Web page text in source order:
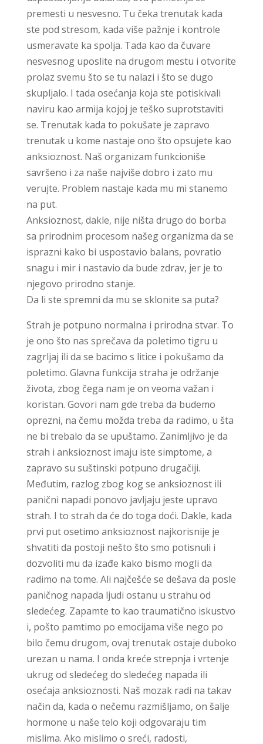
premesti u nesvesno. Tu čeka trenutak kada
ste pod stresom, kada više pažnje i kontrole
usmeravate ka spolja. Tada kao da čuvare
nesvesnog uposlite na drugom mestu i otvorite
prolaz svemu što se tu nalazi i što se dugo
skupljalo. I tada osećanja koja ste potiskivali
naviru kao armija kojoj je teško suprotstaviti
se. Trenutak kada to pokušate je zapravo
trenutak u kome nastaje ono što opsujete kao
anksioznost. Naš organizam funkcioniše
savršeno i za naše najviše dobro i zato mu
verujte. Problem nastaje kada mu mi stanemo
na put.
Anksioznost, dakle, nije ništa drugo do borba
sa prirodnim procesom našeg organizma da se
isprazni kako bi uspostavio balans, povratio
snagu i mir i nastavio da bude zdrav, jer je to
njegovo prirodno stanje.
Da li ste spremni da mu se sklonite sa puta?
Strah je potpuno normalna i prirodna stvar. To
je ono što nas sprečava da poletimo tigru u
zagrljaj ili da se bacimo s litice i pokušamo da
poletimo. Glavna funkcija straha je održanje
života, zbog čega nam je on veoma važan i
koristan. Govori nam gde treba da budemo
oprezni, na čemu možda treba da radimo, u šta
ne bi trebalo da se upuštamo. Zanimljivo je da
strah i anksioznost imaju iste simptome, a
zapravo su suštinski potpuno drugačiji.
Međutim, razlog zbog kog se anksioznost ili
panični napadi ponovo javljaju jeste upravo
strah. I to strah da će do toga doći. Dakle, kada
prvi put osetimo anksioznost najkorisnije je
shvatiti da postoji nešto što smo potisnuli i
dozvoliti mu da izađe kako bismo mogli da
radimo na tome. Ali najčešće se dešava da posle
paničnog napada ljudi ostanu u strahu od
sledećeg. Zapamte to kao traumatično iskustvo
i, pošto pamtimo po emocijama više nego po
bilo čemu drugom, ovaj trenutak ostaje duboko
urezan u nama. I onda kreće strepnja i vrtenje
ukrug od sledećeg do sledećeg napada ili
osećaja anksioznosti. Naš mozak radi na takav
način da, kada o nečemu razmišljamo, on šalje
hormone u naše telo koji odgovaraju tim
mislima. Ako mislimo o sreći, radosti,